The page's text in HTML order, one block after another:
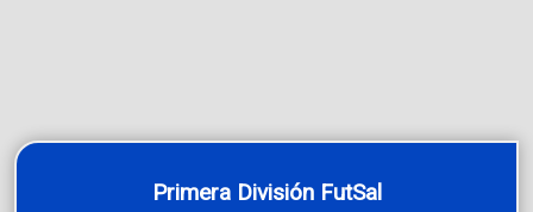
Primera División FutSal